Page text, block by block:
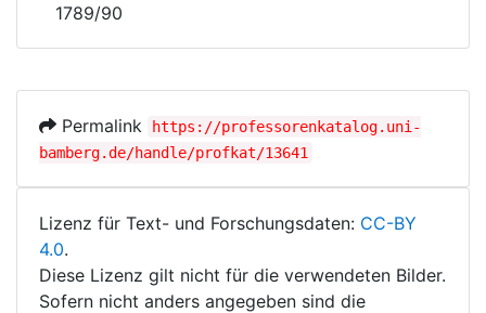
1789/90
Permalink
https://professorenkatalog.uni-
bamberg.de/handle/profkat/13641
Lizenz für Text- und Forschungsdaten: CC-BY
4.0.
Diese Lizenz gilt nicht für die verwendeten Bilder.
Sofern nicht anders angegeben sind die